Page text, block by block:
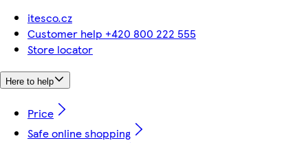
itesco.cz
Customer help +420 800 222 555
Store locator
Here to help
Price
Safe online shopping